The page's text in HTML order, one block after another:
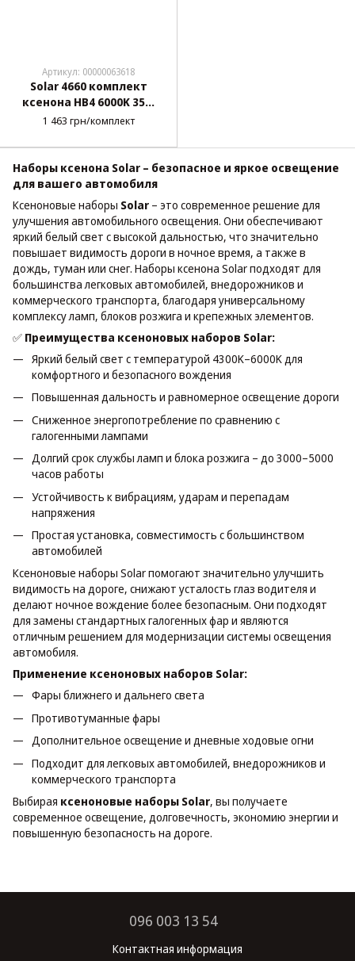
Артикул: 00000063618
Solar 4660 комплект
ксенона HB4 6000K 35W
12V
1 463 грн/комплект
Наборы ксенона Solar – безопасное и яркое освещение
для вашего автомобиля
Ксеноновые наборы Solar – это современное решение для
улучшения автомобильного освещения. Они обеспечивают
яркий белый свет с высокой дальностью, что значительно
повышает видимость дороги в ночное время, а также в
дождь, туман или снег. Наборы ксенона Solar подходят для
большинства легковых автомобилей, внедорожников и
коммерческого транспорта, благодаря универсальному
комплексу ламп, блоков розжига и крепежных элементов.
✅ Преимущества ксеноновых наборов Solar:
Яркий белый свет с температурой 4300K–6000K для
комфортного и безопасного вождения
Повышенная дальность и равномерное освещение дороги
Сниженное энергопотребление по сравнению с
галогенными лампами
Долгий срок службы ламп и блока розжига – до 3000–5000
часов работы
Устойчивость к вибрациям, ударам и перепадам
напряжения
Простая установка, совместимость с большинством
автомобилей
Ксеноновые наборы Solar помогают значительно улучшить
видимость на дороге, снижают усталость глаз водителя и
делают ночное вождение более безопасным. Они подходят
для замены стандартных галогенных фар и являются
отличным решением для модернизации системы освещения
автомобиля.
Применение ксеноновых наборов Solar:
Фары ближнего и дальнего света
Противотуманные фары
Дополнительное освещение и дневные ходовые огни
Подходит для легковых автомобилей, внедорожников и
коммерческого транспорта
Выбирая ксеноновые наборы Solar, вы получаете
современное освещение, долговечность, экономию энергии и
повышенную безопасность на дороге.
096 003 13 54
Контактная информация